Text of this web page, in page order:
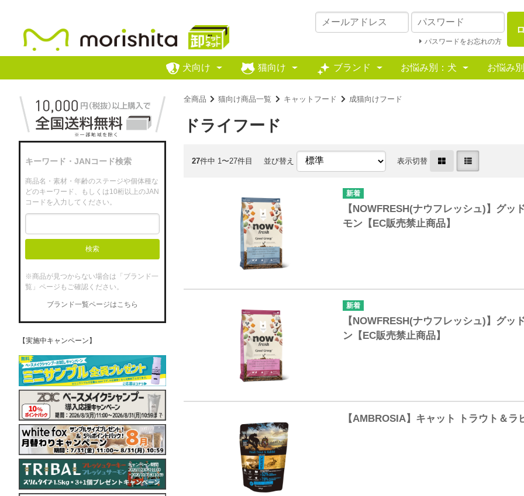
パスワードをお忘れの方
犬向け 猫向け ブランド お悩み別：犬 お悩み
全商品 猫向け商品一覧 キャットフード 成猫向けフード
ドライフード
27件中 1〜27件目 並び替え 表示切替
【NOWFRESH(ナウフレッシュ)】グ
モン【EC販売禁止商品】
【NOWFRESH(ナウフレッシュ)】グ
ン【EC販売禁止商品】
【AMBROSIA】キャット トラウト＆ラ
キーワード・JANコード検索
商品名・素材・年齢のステージや個体種な
どのキーワード、もしくは10桁以上のJAN
コードを入力してください。
検索
※商品が見つからない場合は「ブランド一
覧」ページもご確認ください。
ブランド一覧ページはこちら
【実施中キャンペーン】